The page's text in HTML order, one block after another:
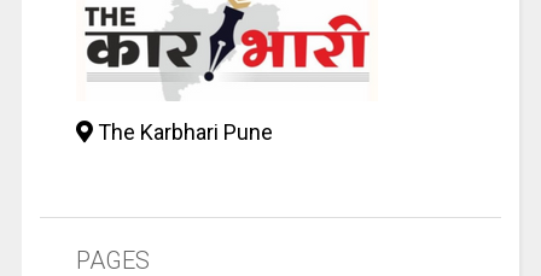
The Karbhari Pune
PAGES